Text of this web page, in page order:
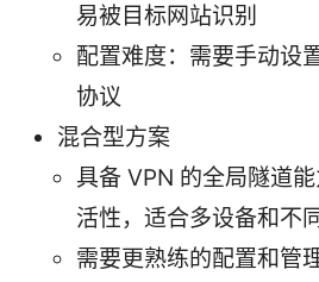
易被目标网站识别
配置难度：需要手动设
协议
混合型方案
具备 VPN 的全局隧道
活性，适合多设备和不
需要更熟练的配置和管